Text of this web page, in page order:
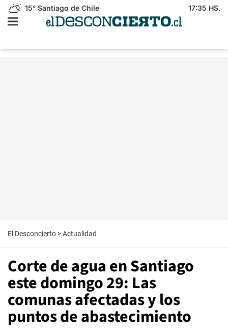
15° Santiago de Chile 17:35 HS.
El Desconcierto >Actualidad
Corte de agua en Santiago
este domingo 29: Las
comunas afectadas y los
puntos de abastecimiento